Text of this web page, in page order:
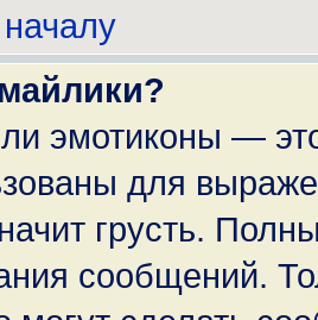
эмотиконы —
для
грусть.
сообщений.